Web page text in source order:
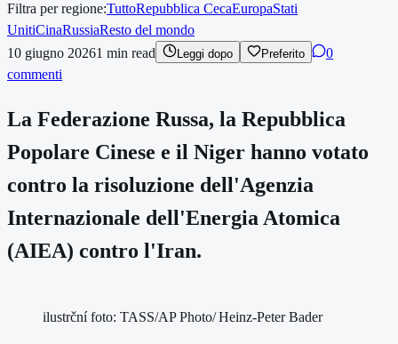
Filtra per regione:TuttoRepubblica CecaEuropaStati
UnitiCinaRussiaResto del mondo
10 giugno 20261 min read Leggi dopo Preferito
0
commenti
La Federazione Russa, la Repubblica
Popolare Cinese e il Niger hanno votato
contro la risoluzione dell'Agenzia
Internazionale dell'Energia Atomica
(AIEA) contro l'Iran.
ilustrční foto: TASS/AP Photo/ Heinz-Peter Bader